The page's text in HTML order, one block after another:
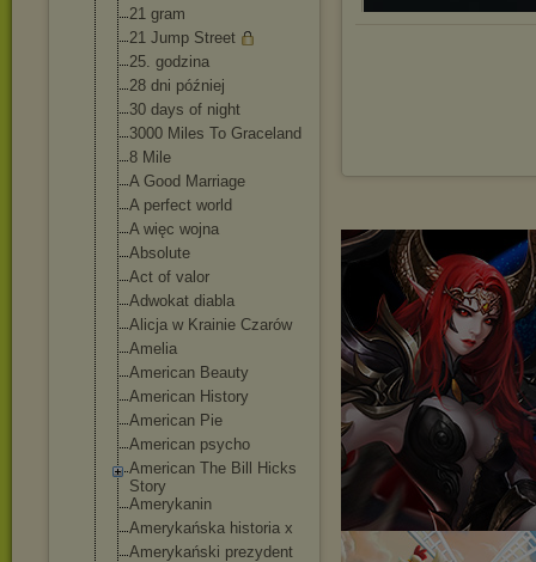
21 gram
21 Jump Street
25. godzina
28 dni później
30 days of night
3000 Miles To Graceland
8 Mile
A Good Marriage
A perfect world
A więc wojna
Absolute
Act of valor
Adwokat diabla
Alicja w Krainie Czarów
Amelia
American Beauty
American History
American Pie
American psycho
American The Bill Hicks
Story
Amerykanin
Amerykańska historia x
Amerykański prezydent